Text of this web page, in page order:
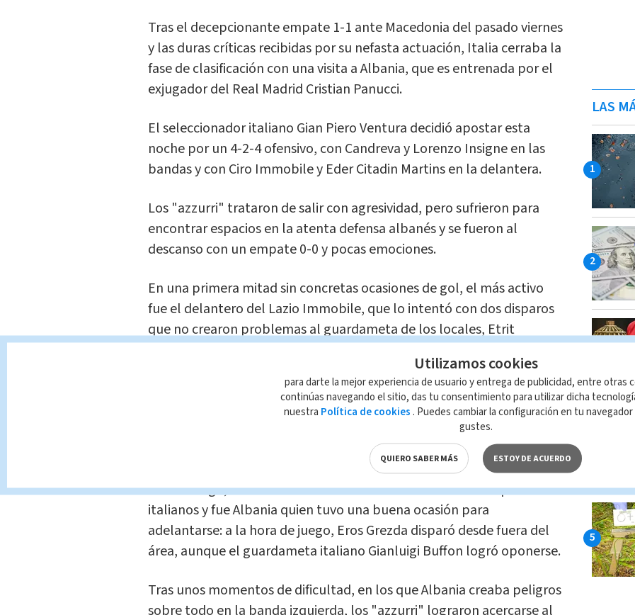
Tras el decepcionante empate 1-1 ante Macedonia del pasado viernes
y las duras críticas recibidas por su nefasta actuación, Italia cerraba la
fase de clasificación con una visita a Albania, que es entrenada por el
exjugador del Real Madrid Cristian Panucci.
El seleccionador italiano Gian Piero Ventura decidió apostar esta
noche por un 4-2-4 ofensivo, con Candreva y Lorenzo Insigne en las
bandas y con Ciro Immobile y Eder Citadin Martins en la delantera.
Los "azzurri" trataron de salir con agresividad, pero sufrieron para
encontrar espacios en la atenta defensa albanés y se fueron al
descanso con un empate 0-0 y pocas emociones.
En una primera mitad sin concretas ocasiones de gol, el más activo
fue el delantero del Lazio Immobile, que lo intentó con dos disparos
que no crearon problemas al guardameta de los locales, Etrit
El seleccionado transalpino tenía claro que la victoria era la única
opción si quería llegar a la repesca del próximo noviembre como
cabeza de serie y, de paso, evitar los rivales sobre el papel más
Sin embargo, la tensión acumulada en los últimos días bloqueó a los
italianos y fue Albania quien tuvo una buena ocasión para
adelantarse: a la hora de juego, Eros Grezda disparó desde fuera del
área, aunque el guardameta italiano Gianluigi Buffon logró oponerse.
Tras unos momentos de dificultad, en los que Albania creaba peligros
sobre todo en la banda izquierda, los "azzurri" lograron acercarse al
LAS
Utilizamos cookies
para darte la mejor experiencia de usuario y entrega de publicidad, entre otras
continúas navegando el sitio, das tu consentimiento para utilizar dicha
nuestra Política de cookies . Puedes cambiar la configuración en tu
gustes.
QUIERO SABER MÁS ESTOY DE ACUERDO